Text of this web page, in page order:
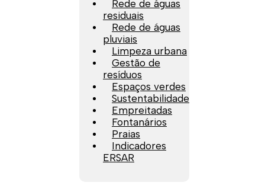
Rede de águas
residuais
Rede de águas
pluviais
Limpeza urbana
Gestão de
resíduos
Espaços verdes
Sustentabilidade
Empreitadas
Fontanários
Praias
Indicadores
ERSAR